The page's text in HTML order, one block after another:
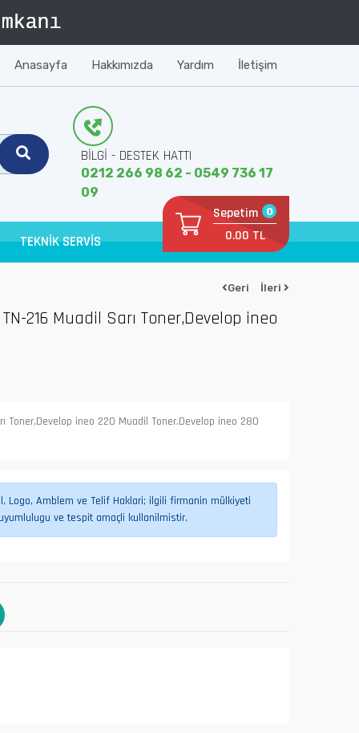
Anasayfa Hakkımızda Yardım İletişim
BİLGİ - DESTEK HATTI
0212 266 98 62 - 0549 736 17
09
Sepetim 0
0.00 TL
TEKNİK SERVİS
Geri İleri
216 Muadil Sarı Toner,Develop ineo
Toner,Develop ineo 220 Muadil Toner,Develop ineo 280
Logo, Amblem ve Telif Haklari; ilgili firmanin mülkiyeti
ve tespit amaçli kullanilmistir.